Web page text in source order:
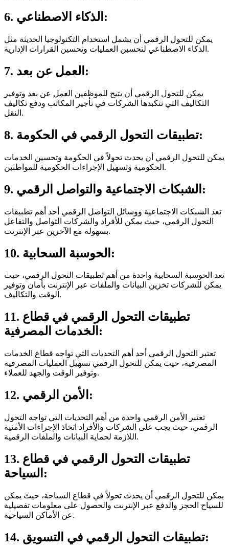
6. الذكاء الاصطناعي:
يمكن للتحول الرقمي أن يشمل استخدام التكنولوجيا الحديثة مثل
الذكاء الاصطناعي لتحسين العمليات وتحسين القرارات الإدارية.
7. العمل عن بعد:
يمكن للتحول الرقمي أن يتيح للموظفين العمل عن بعد وتوفير
التكاليف التي تتكبدها الشركات في تأجير المكاتب ودفع تكاليف
النقل.
8. تطبيقات التحول الرقمي في الحكومة:
يمكن للتحول الرقمي أن يحدث تحولاً في الحكومة وتحسين الخدمات
الحكومية وتسهيل الإجراءات الحكومية للمواطنين.
9. الشبكات الاجتماعية والتواصل الرقمي:
تعد الشبكات الاجتماعية ووسائل التواصل الرقمي أحد أهم تطبيقات
التحول الرقمي، حيث يمكن للأفراد والشركات التواصل والتفاعل
بسهولة مع الآخرين عبر الإنترنت.
10. الحوسبة السحابية:
تعد الحوسبة السحابية واحدة من أهم تطبيقات التحول الرقمي، حيث
يمكن للشركات تخزين البيانات والملفات عبر الإنترنت بأمان وتوفير
الوقت والتكاليف.
11. تطبيقات التحول الرقمي في قطاع
الخدمات المصرفية:
تعتبر التحول الرقمي أحد أهم التحديات التي تواجه قطاع الخدمات
المصرفية، حيث يمكن للتحول الرقمي تسهيل العمليات المصرفية
وتوفير الوقت والجهد للعملاء.
12. الأمن الرقمي:
تعتبر الأمن الرقمي واحدة من أهم التحديات التي تواجه التحول
الرقمي، حيث يجب على الشركات والأفراد اتخاذ الإجراءات الأمنية
اللازمة لحماية البيانات والملفات الرقمية.
13. تطبيقات التحول الرقمي في قطاع
السياحة:
يمكن للتحول الرقمي أن يحدث تحولاً في قطاع السياحة، حيث يمكن
للسياح الحجز والدفع عبر الإنترنت والحصول على معلومات تفصيلية
عن الأماكن السياحية.
14. تطبيقات التحول الرقمي في التسويق: